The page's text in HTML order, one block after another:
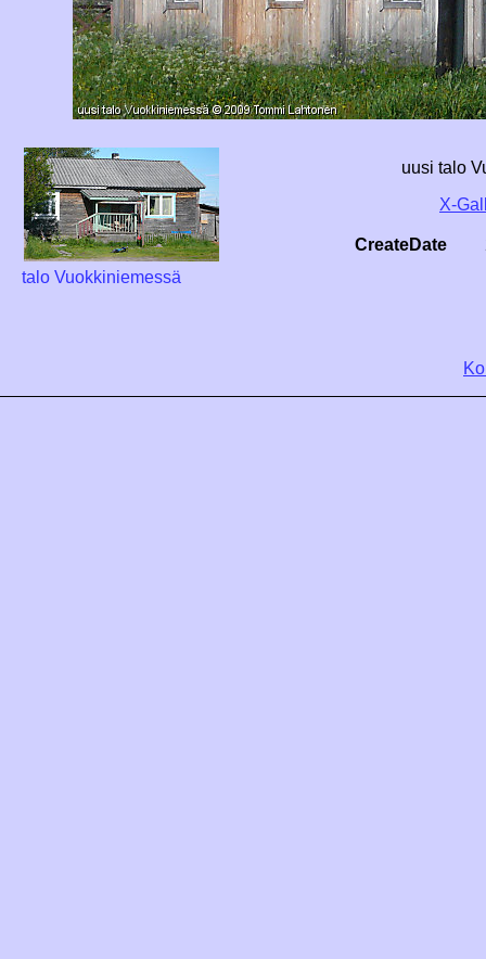
talo Vuokkiniemessä
uusi talo
X-
CreateDate